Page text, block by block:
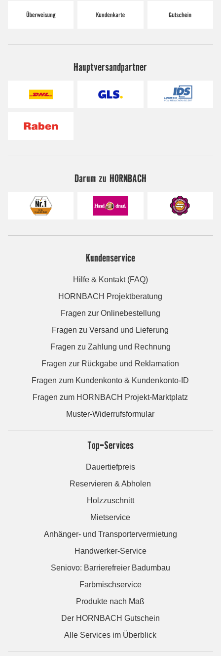
Hauptversandpartner
Darum zu HORNBACH
Kundenservice
Hilfe & Kontakt (FAQ)
HORNBACH Projektberatung
Fragen zur Onlinebestellung
Fragen zu Versand und Lieferung
Fragen zu Zahlung und Rechnung
Fragen zur Rückgabe und Reklamation
Fragen zum Kundenkonto & Kundenkonto-ID
Fragen zum HORNBACH Projekt-Marktplatz
Muster-Widerrufsformular
Top-Services
Dauertiefpreis
Reservieren & Abholen
Holzzuschnitt
Mietservice
Anhänger- und Transportervermietung
Handwerker-Service
Seniovo: Barrierefreier Badumbau
Farbmischservice
Produkte nach Maß
Der HORNBACH Gutschein
Alle Services im Überblick